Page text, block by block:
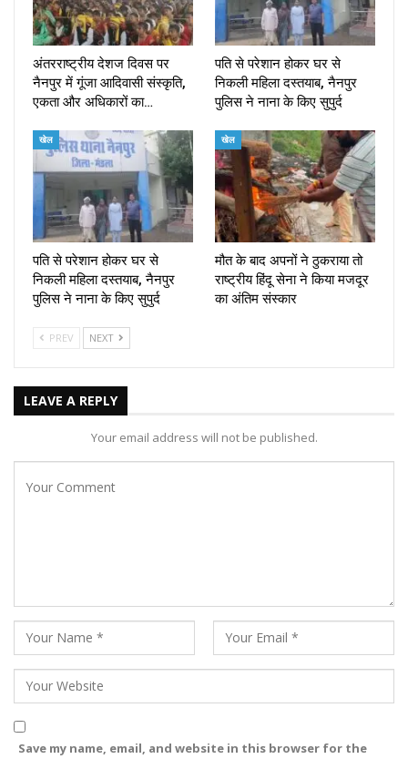
अंतरराष्ट्रीय देशज दिवस पर
नैनपुर में गूंजा आदिवासी संस्कृति,
एकता और अधिकारों का…
पति से परेशान होकर घर से
निकली महिला दस्तयाब, नैनपुर
पुलिस ने नाना के किए सुपुर्द
खेल
पति से परेशान होकर घर से
निकली महिला दस्तयाब, नैनपुर
पुलिस ने नाना के किए सुपुर्द
खेल
मौत के बाद अपनों ने ठुकराया तो
राष्ट्रीय हिंदू सेना ने किया मजदूर
का अंतिम संस्कार
PREV NEXT
LEAVE A REPLY
Your email address will not be published.
Save my name, email, and website in this browser for the